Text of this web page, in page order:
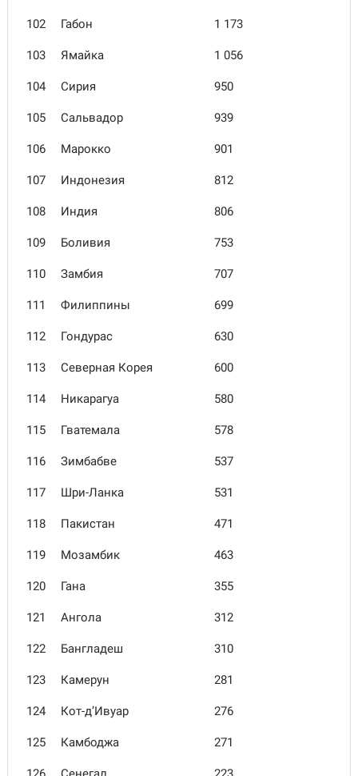
102 Габон 1 173
103 Ямайка 1 056
104 Сирия 950
105 Сальвадор 939
106 Марокко 901
107 Индонезия 812
108 Индия 806
109 Боливия 753
110 Замбия 707
111 Филиппины 699
112 Гондурас 630
113 Северная Корея 600
114 Никарагуа 580
115 Гватемала 578
116 Зимбабве 537
117 Шри-Ланка 531
118 Пакистан 471
119 Мозамбик 463
120 Гана 355
121 Ангола 312
122 Бангладеш 310
123 Камерун 281
124 Кот-д’Ивуар 276
125 Камбоджа 271